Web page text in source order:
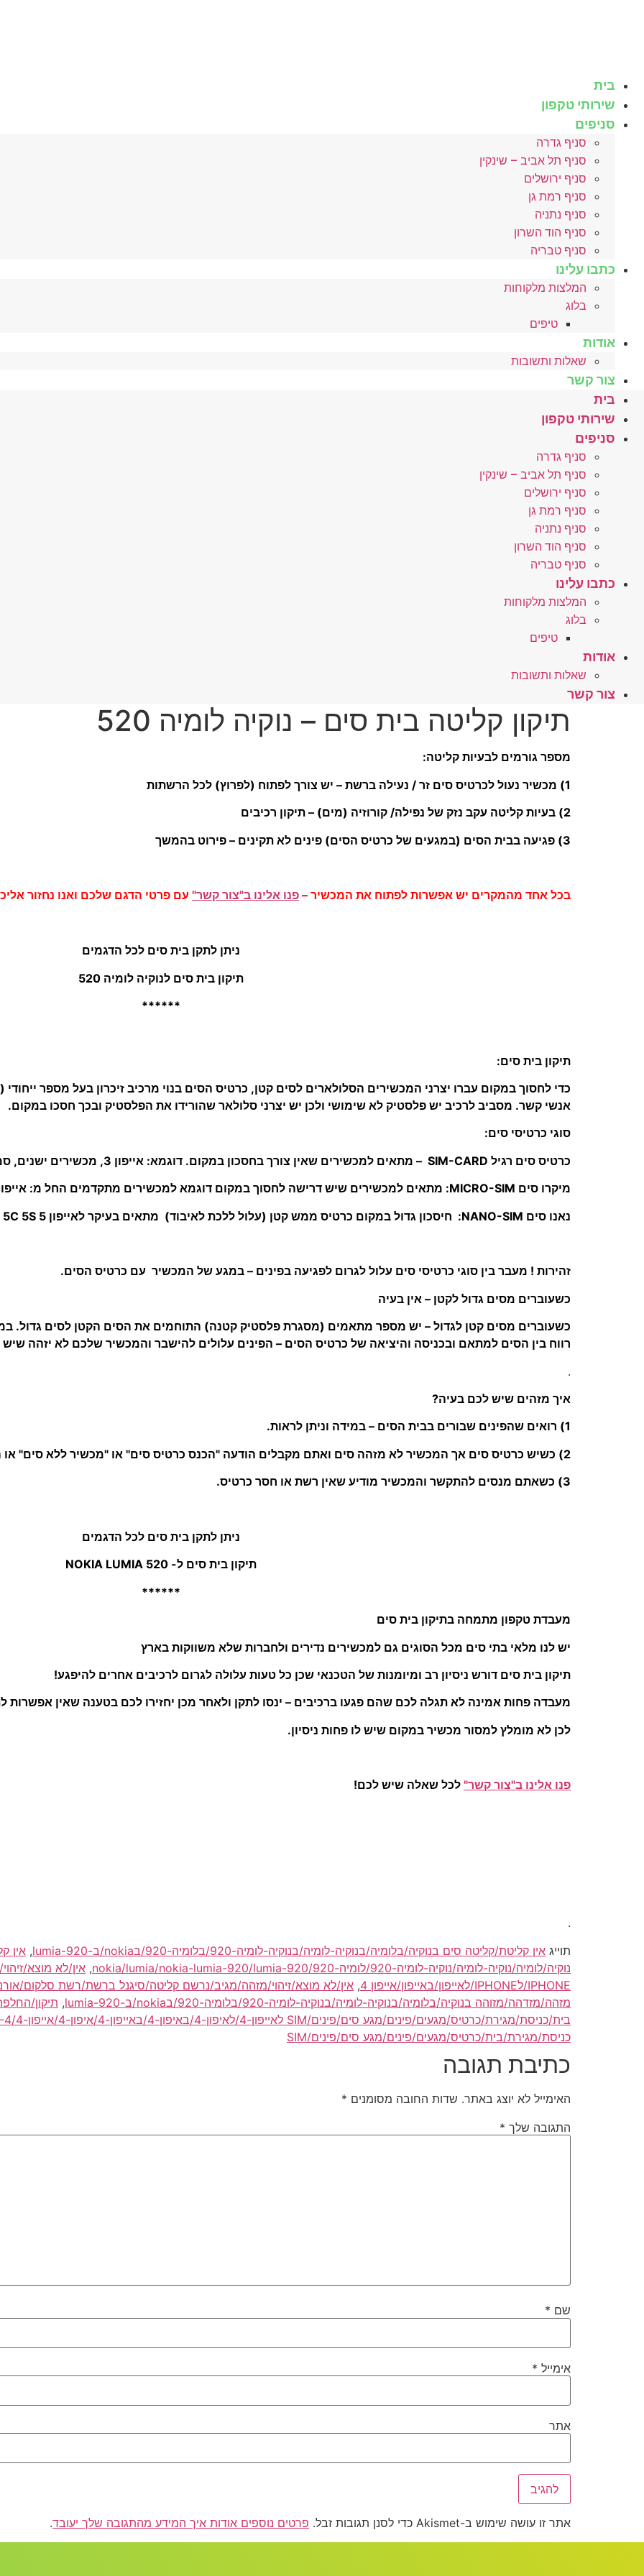
בית
שירותי טקפון
סניפים
סניף גדרה
סניף תל אביב – שינקין
סניף ירושלים
סניף רמת גן
סניף נתניה
סניף הוד השרון
סניף טבריה
כתבו עלינו
המלצות מלקוחות
בלוג
טיפים
אודות
שאלות ותשובות
צור קשר
בית
שירותי טקפון
סניפים
סניף גדרה
סניף תל אביב – שינקין
סניף ירושלים
סניף רמת גן
סניף נתניה
סניף הוד השרון
סניף טבריה
כתבו עלינו
המלצות מלקוחות
בלוג
טיפים
אודות
שאלות ותשובות
צור קשר
תיקון קליטה בית סים – נוקיה לומיה 520
מספר גורמים לבעיות קליטה:
1) מכשיר נעול לכרטיס סים זר / נעילה ברשת – יש צורך לפתוח (לפרוץ) לכל הרשתות
2) בעיות קליטה עקב נזק של נפילה/ קורוזיה (מים) – תיקון רכיבים
3) פגיעה בבית הסים (במגעים של כרטיס הסים) פינים לא תקינים – פירוט בהמשך
בכל אחד מהמקרים יש אפשרות לפתוח את המכשיר – פנו אלינו ב"צור קשר" עם פרטי הדגם שלכם ואנו נחזור
ניתן לתקן בית סים לכל הדגמים
תיקון בית סים לנוקיה לומיה 520
******
תיקון בית סים:
כדי לחסוך במקום עברו יצרני המכשירים הסלולארים לסים קטן, כרטיס הסים בנוי מרכיב זיכרון בעל מספר
אנשי קשר. מסביב לרכיב יש פלסטיק לא שימושי ולכן יש יצרני סלולאר שהורידו את הפלסטיק ובכך חסכו במקום.
סוגי כרטיסי סים:
כרטיס סים רגיל SIM-CARD – מתאים למכשירים שאין צורך בחסכון במקום. דוגמא: אייפון 3, מכשירים ישנים, סמסונג מהדגמים הישנים וכד'
מיקרו סים MICRO-SIM: מתאים למכשירים שיש דרישה לחסוך במקום דוגמא למכשירים מתקדמים החל מ: אייפון 4/4S, גלקסי דגמים מתקדמים, נקסוס, LG ועוד.
נאנו סים NANO-SIM: חיסכון גדול במקום כרטיס ממש קטן (עלול ללכת לאיבוד) מתאים בעיקר לאייפון 5 5C 5S ועוד.
זהירות ! מעבר בין סוגי כרטיסי סים עלול לגרום לפגיעה בפינים – במגע של המכשיר עם כרטיס הסים.
כשעוברים מסים גדול לקטן – אין בעיה
כשעוברים מסים קטן לגדול – יש מספר מתאמים (מסגרת פלסטיק קטנה) התוחמים את הסים הקטן לסים גדול.
רווח בין הסים למתאם ובכניסה והיציאה של כרטיס הסים – הפינים עלולים להישבר והמכשיר שלכם לא יזהה
.
איך מזהים שיש לכם בעיה?
1) רואים שהפינים שבורים בבית הסים – במידה וניתן לראות.
2) כשיש כרטיס סים אך המכשיר לא מזהה סים ואתם מקבלים הודעה "הכנס כרטיס סים" או "מכשיר ללא סים" או הודעות שגיאה מסוג זה.
3) כשאתם מנסים להתקשר והמכשיר מודיע שאין רשת או חסר כרטיס.
ניתן לתקן בית סים לכל הדגמים
תיקון בית סים ל- NOKIA LUMIA 520
******
מעבדת טקפון מתמחה בתיקון בית סים
יש לנו מלאי בתי סים מכל הסוגים גם למכשירים נדירים ולחברות שלא משווקות בארץ
תיקון בית סים דורש ניסיון רב ומיומנות של הטכנאי שכן כל טעות עלולה לגרום לרכיבים אחרים להיפגע!
מעבדה פחות אמינה לא תגלה לכם שהם פגעו ברכיבים – ינסו לתקן ולאחר מכן יחזירו לכם בטענה שאין אפשרות
לכן לא מומלץ למסור מכשיר במקום שיש לו פחות ניסיון.
פנו אלינו ב"צור קשר" לכל שאלה שיש לכם!
.
תוייג אין קליטת/קליטה סים בנוקיה/בלומיה/בנוקיה-לומיה/בנוקיה-לומיה-920/בלומיה-920/בnokia/ב-lumia-920 , אין
נוקיה/לומיה/נוקיה-לומיה/נוקיה-לומיה-920/לומיה-920/nokia/lumia/nokia-lumia-920/lumia-920
, אין/לא מוצא/
IPHONE/לIPHONE/לאייפון/באייפון/אייפון 4
, אין/לא מוצא/זיהוי/מזהה/מגיב/נרשם קליטה/סיגנל ברשת/רשת סלקום/
מזהה/מזדהה/מזוהה בנוקיה/בלומיה/בנוקיה-לומיה/בנוקיה-לומיה-920/בלומיה-920/בnokia/ב-lumia-920
, תיקון/
בית/כניסת/מגירת/כרטיס/מגעים/פינים/מגע סים/פינים/SIM לאייפון-4/לאיפון-4/באיפון-4/באייפון-4/איפון-4/אייפון-4/IPHONE4/IPHONE-4
כניסת/מגירת/בית/כרטיס/מגעים/פינים/מגע סים/פינים/SIM
כתיבת תגובה
האימייל לא יוצג באתר. שדות החובה מסומנים *
התגובה שלך *
שם *
אימייל *
אתר
אתר זו עושה שימוש ב-Akismet כדי לסנן תגובות זבל. פרטים נוספים אודות איך המידע מהתגובה שלך יעובד.